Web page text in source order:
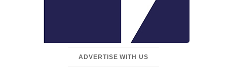
ADVERTISE WITH US